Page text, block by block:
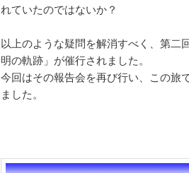
れていたのではないか？
以上のような疑問を解消すべく、第
明の軌跡」が催行されました。
今回はその報告会を再び行い、この旅
ました。